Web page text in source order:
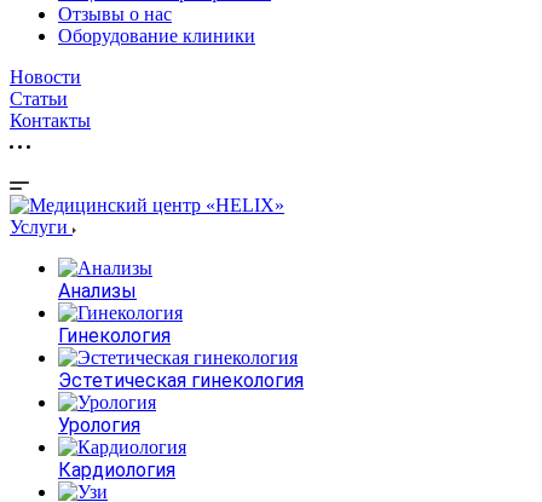
Отзывы о нас
Оборудование клиники
Новости
Статьи
Контакты
Услуги
Анализы
Гинекология
Эстетическая гинекология
Урология
Кардиология